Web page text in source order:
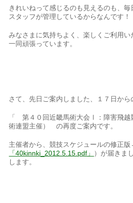
きれいねって感じるのも見えるのも、
スタッフが管理しているからなんです！
みなさまに気持ちよく、楽しくご利用
一同頑張っています。
さて、先日ご案内しました、１７日から
「 第４０回近畿馬術大会Ⅰ：障害飛
術連盟主催） の再度ご案内です。
主催者から、競技スケジュールの修正
「40kinnki_2012.5.15.pdf」 ）が届きま
します。